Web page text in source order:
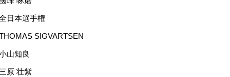
日本選手権
SIGVARTSEN
山知良
三原 壮紫